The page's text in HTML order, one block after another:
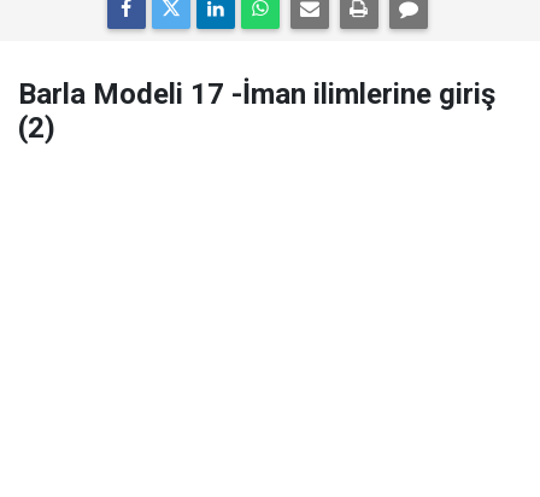
Barla Modeli 17 -İman ilimlerine giriş
(2)